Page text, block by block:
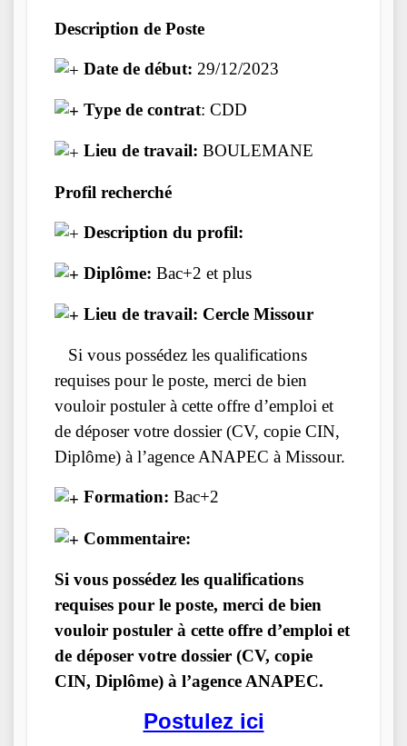
Description de Poste
Date de début: 29/12/2023
Type de contrat: CDD
Lieu de travail: BOULEMANE
Profil recherché
Description du profil:
Diplôme: Bac+2 et plus
Lieu de travail: Cercle Missour
Si vous possédez les qualifications
requises pour le poste, merci de bien
vouloir postuler à cette offre d’emploi et
de déposer votre dossier (CV, copie CIN,
Diplôme) à l’agence ANAPEC à Missour.
Formation: Bac+2
Commentaire:
Si vous possédez les qualifications
requises pour le poste, merci de bien
vouloir postuler à cette offre d’emploi et
de déposer votre dossier (CV, copie
CIN, Diplôme) à l’agence ANAPEC.
Postulez ici